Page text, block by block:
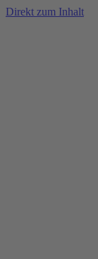
Direkt zum Inhalt